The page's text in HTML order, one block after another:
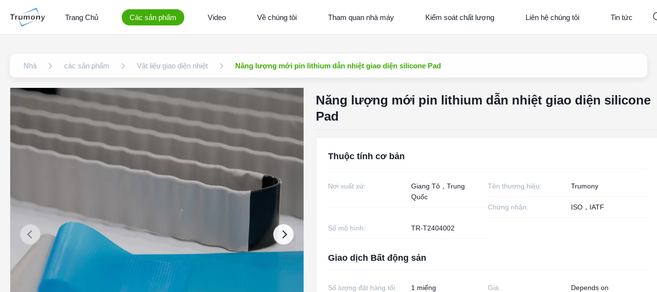
Trang Chủ Các sản phẩm Video Về chúng tôi Tham quan nhà máy Kiểm soát chất lượng Liên hệ chúng tôi Tin tức
Nhà các sản phẩm Vật liệu giao diện nhiệt Năng lượng mới pin lithium dẫn nhiệt giao diện silicone Pad
Năng lượng mới pin lithium dẫn nhiệt giao diện silicone
Pad
Thuộc tính cơ bản
Nơi xuất xứ:
Giang Tô，Trung
Quốc
Tên thương hiệu: Trumony
Chứng nhận: ISO，IATF
Số mô hình: TR-T2404002
Giao dịch Bất động sản
Số lượng đặt hàng tối
1 miếng Giá:
Depends on